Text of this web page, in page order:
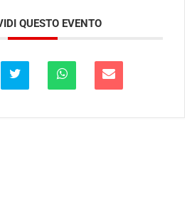
QUESTO EVENTO